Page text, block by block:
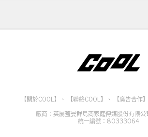
【關於COOL】 、 【聯絡COOL】 、 【廣告合作】
廠商：英屬蓋曼群島商家庭傳媒股份有限公
統一編號：80333064